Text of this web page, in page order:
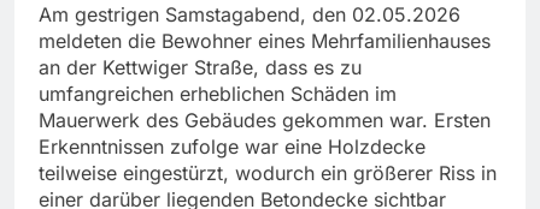
Am gestrigen Samstagabend, den 02.05.2026
meldeten die Bewohner eines Mehrfamilienhauses
an der Kettwiger Straße, dass es zu
umfangreichen erheblichen Schäden im
Mauerwerk des Gebäudes gekommen war. Ersten
Erkenntnissen zufolge war eine Holzdecke
teilweise eingestürzt, wodurch ein größerer Riss in
einer darüber liegenden Betondecke sichtbar